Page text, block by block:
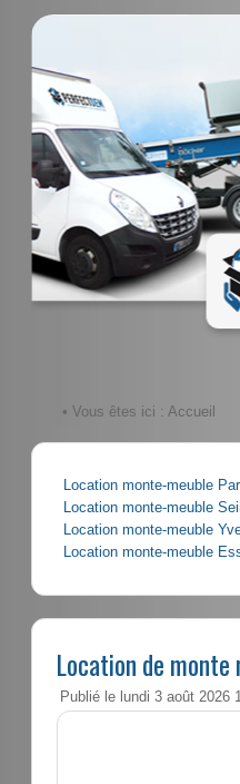
• Vous êtes ici : Accueil
Location monte-meuble
Location monte-meuble
Location monte-meuble
Location monte-meuble
Location de
Publié le lundi 3 août 2026